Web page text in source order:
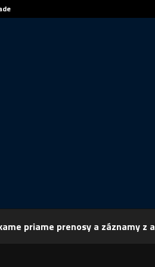
priame prenosy a záznamy z
– Hrdinom Fenerbahce Nitran Stoch